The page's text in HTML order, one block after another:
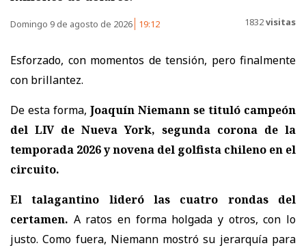
Domingo 9 de agosto de 2026 19:12 1832visitas
Esforzado, con momentos de tensión, pero finalmente
con brillantez.
De esta forma, Joaquín Niemann se tituló campeón
del LIV de Nueva York, segunda corona de la
temporada 2026 y novena del golfista chileno en el
circuito.
El talagantino lideró las cuatro rondas del
certamen. A ratos en forma holgada y otros, con lo
justo. Como fuera, Niemann mostró su jerarquía para